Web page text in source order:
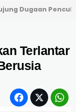
Dugaan
Terlantar